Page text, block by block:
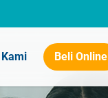
Beli Online